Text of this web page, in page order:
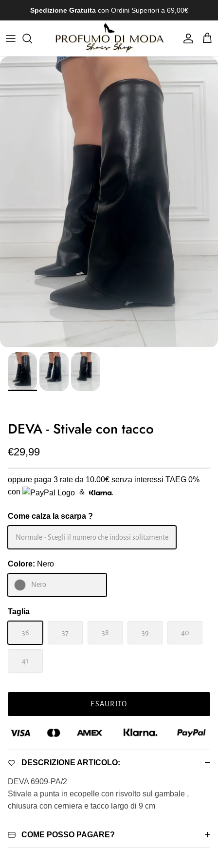
Spedizione Gratuita con Ordini Superiori a 69,00€
Account
DEVA - Stivale con tacco
€29,99
oppure paga 3 rate da 10.00€ senza interessi TAEG 0%
con
&
Come calza la scarpa ?
Normale - Scegli il numero che indossi solitamente
Colore: Nero
Nero
Taglia
36 37 38 39 40
41
ESAURITO
DESCRIZIONE ARTICOLO:
DEVA 6909-PA/2
Stivale a punta in ecopelle con risvolto sul gambale ,
chiusura con cerniera e tacco largo di 9 cm
COME POSSO PAGARE?